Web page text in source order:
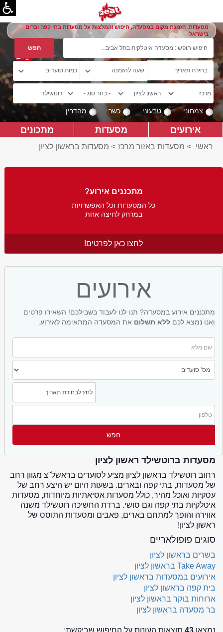
מסעדות, הזמנת מקום במסעדה, חיפוש והמלצות על מסעדות בתי קפה וברים
בישראל
צמחוני טבעוני כשר מהדרין
אירועים מסעדות מתכונים
ראשי > מסעדות באזור מרכז > מסעדות בראשון לציון
מתכננים אירוע?
כל המסעדות וכל האפשרויות
במרחק לחיצה אחת
לחצו כאן לפרטים!
אירועים
מתכננים אירוע במסעדה? תנו לנו לעבוד בשבילכם! השאירו פרטים
ואנו נמצא לכם ללא תשלום את המסעדה המתאימה לאירוע.
מסעדות ברוטשילד ראשון לציון
רחוב רוטשילד בראשון לציון מציע לסועדים בראשל"צ מגוון רחב
של מסעדות, בתי קפה ובארים. בשעות היום יש היצע רחב של
עסקיות ואוכל מהיר, כולל מסעדות אסיאתיות מיוחדות, מסעדות
איטלקיות בתי קפה וגם סושי. ברדת החשיכה רוטשילד משנה
אווירה והופך למתחם בארים, פאבים ומסעדות התוסס של
ראשון לציון!
סוגים פופולאריים
בשרים בראשון לציון
Take Away בראשון לציון
אירועים במסעדות בראשון לציון
בית קפה בראשון לציון
ארוחות בוקר בראשון לציון
בר מסעדה בראשון לציון
נמצאו 43 תוצאות העונות על החיפוש שביקשת: